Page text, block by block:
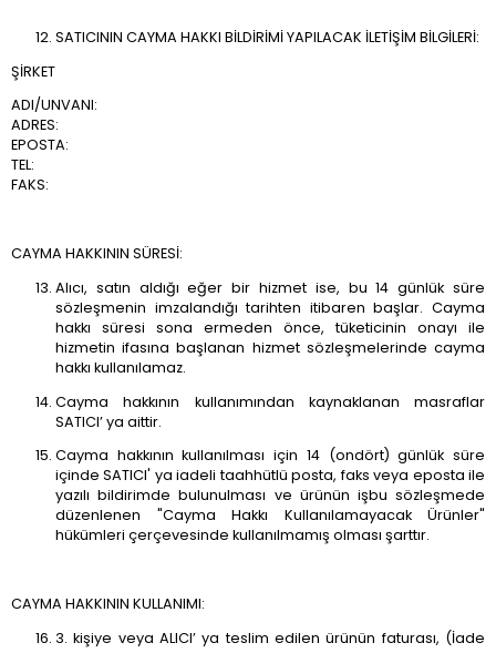
SATICININ CAYMA HAKKI BİLDİRİMİ YAPILACAK İLETİŞİM BİLGİLERİ:
ŞİRKET
ADI/UNVANI:
ADRES:
EPOSTA:
TEL:
FAKS:
CAYMA HAKKININ SÜRESİ:
Alıcı, satın aldığı eğer bir hizmet ise, bu 14 günlük süre
sözleşmenin imzalandığı tarihten itibaren başlar. Cayma
hakkı süresi sona ermeden önce, tüketicinin onayı ile
hizmetin ifasına başlanan hizmet sözleşmelerinde cayma
hakkı kullanılamaz.
Cayma hakkının kullanımından kaynaklanan masraflar
SATICI’ ya aittir.
Cayma hakkının kullanılması için 14 (ondört) günlük süre
içinde SATICI' ya iadeli taahhütlü posta, faks veya eposta ile
yazılı bildirimde bulunulması ve ürünün işbu sözleşmede
düzenlenen "Cayma Hakkı Kullanılamayacak Ürünler"
hükümleri çerçevesinde kullanılmamış olması şarttır.
CAYMA HAKKININ KULLANIMI:
3. kişiye veya ALICI’ ya teslim edilen ürünün faturası, (İade